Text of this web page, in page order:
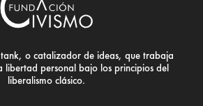
tank, o catalizador de ideas, que trabaja
libertad personal bajo los principios del
liberalismo clásico.